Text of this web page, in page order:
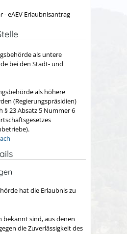
- eAEV Erlaubnisantrag
als untere
bei den Stadt- und
als höhere
(Regierungspräsidien)
§ 23 Absatz 5 Nummer 6
hat die Erlaubnis zu
bekannt sind, aus denen
die Zuverlässigkeit des